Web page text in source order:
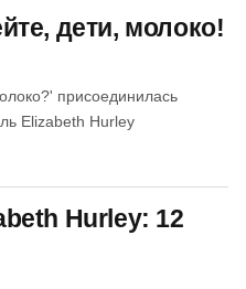
дети, молоко!
присоединилась
Elizabeth Hurley
Hurley: 12